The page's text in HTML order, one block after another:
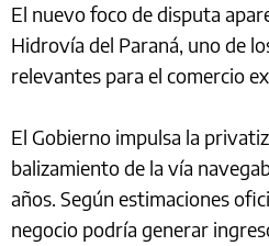
El nuevo foco de disputa
Hidrovía del Paraná, uno de
relevantes para el comercio
El Gobierno impulsa la
balizamiento de la vía
años. Según estimaciones
negocio podría generar